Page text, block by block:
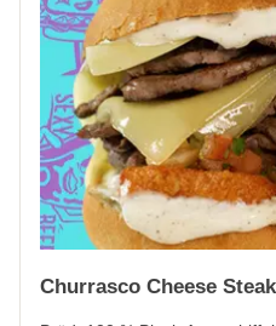
Churrasco Cheese Steak